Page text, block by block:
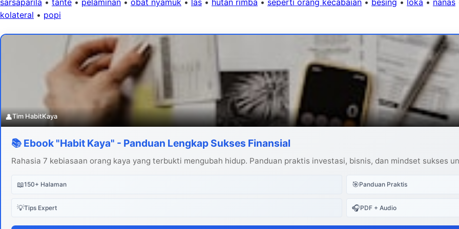
kolateral • popi
👤Tim HabitKaya
📚 Ebook "Habit Kaya" - Panduan Lengkap Sukses Finansial
Rahasia 7 kebiasaan orang kaya yang terbukti mengubah hidup. Panduan praktis investasi, bisnis, dan mindset sukses
📖150+ Halaman 🎯Panduan Praktis
💡Tips Expert 🎧PDF + Audio